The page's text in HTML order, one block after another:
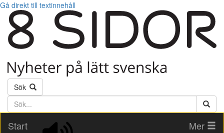
Gå direkt till textinnehåll
Sök
Söktext
Start
Mer